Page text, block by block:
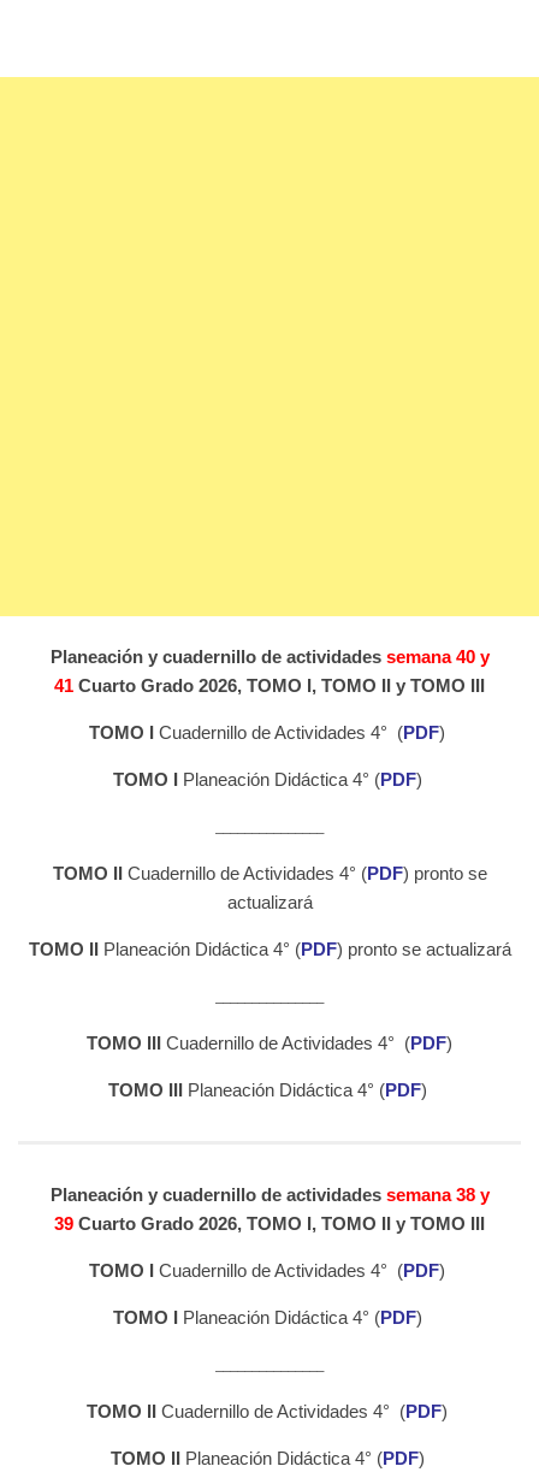
Planeación y cuadernillo de actividades semana 40 y
41 Cuarto Grado 2026, TOMO I, TOMO II y TOMO III
TOMO I Cuadernillo de Actividades 4° (PDF)
TOMO IPlaneación Didáctica 4° (PDF)
TOMO IICuadernillo de Actividades 4° (PDF) pronto se
actualizará
TOMO IIPlaneación Didáctica 4° (PDF) pronto se actualizará
TOMO III Cuadernillo de Actividades 4° (PDF)
TOMO IIIPlaneación Didáctica 4° (PDF)
Planeación y cuadernillo de actividades semana 38 y
39 Cuarto Grado 2026, TOMO I, TOMO II y TOMO III
TOMO I Cuadernillo de Actividades 4° (PDF)
TOMO IPlaneación Didáctica 4° (PDF)
TOMO II Cuadernillo de Actividades 4° (PDF)
TOMO IIPlaneación Didáctica 4° (PDF)